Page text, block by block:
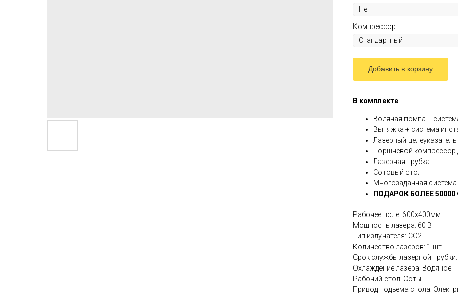
Компрессор
Добавить в корзину
В комплекте
Водяная помпа +
Вытяжка + система
Лазерный целеуказатель
Поршневой компрессор
Лазерная трубка
Сотовый стол
Многозадачная система
ПОДАРОК БОЛЕЕ
Рабочее поле: 600х400мм
Мощность лазера: 60 Вт
Тип излучателя: СО2
Количество лазеров: 1 шт
Срок службы лазерной
Охлаждение лазера: Водяное
Рабочий стол: Соты
Привод подъема стола: